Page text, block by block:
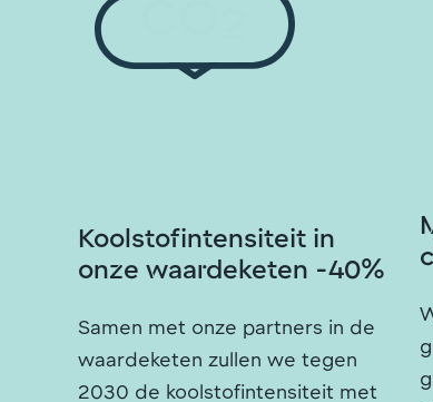
Koolstofintensiteit in
onze waardeketen -40%
Samen met onze partners in de
waardeketen zullen we tegen
2030 de koolstofintensiteit met